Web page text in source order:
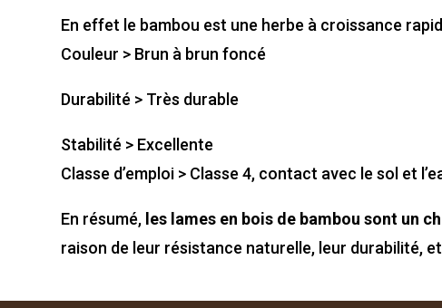
En effet le bambou est une herbe à croissance
Couleur > Brun à brun foncé
Durabilité > Très durable
Stabilité > Excellente
Classe d’emploi > Classe 4, contact avec le sol et
En résumé, les lames en bois de bambou sont un
raison de leur résistance naturelle, leur durabilité,